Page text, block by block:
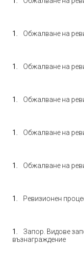
Обжалване на
Обжалване на
Обжалване на
Обжалване на
Обжалване на
Ревизионен
Запор. Видове
възнаграждение